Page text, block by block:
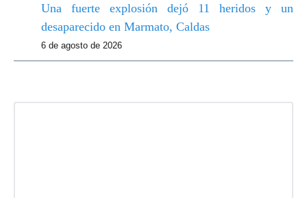
Una fuerte explosión dejó 11 heridos y un
desaparecido en Marmato, Caldas
6 de agosto de 2026